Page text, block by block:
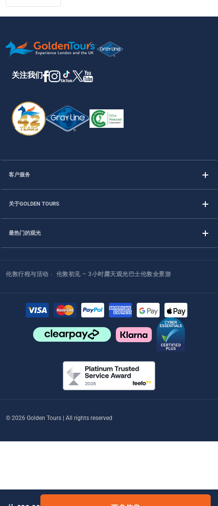
关注我们
客户服务
关于GOLDEN TOURS
最热门的观光
伦敦行程与活动 › 伦敦初见 – 3小时露天观光巴士伦敦全景游
© 2026 Golden Tours | All rights reserved